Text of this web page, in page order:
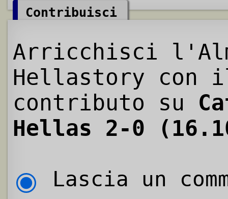
Contribuisci
Arricchisci
Hellastory con
contributo su
Hellas 2-0
Lascia un